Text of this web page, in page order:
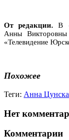
От редакции. В
Анны
«Телевидение
Похожее
Теги: Анна
Нет
Комментарии